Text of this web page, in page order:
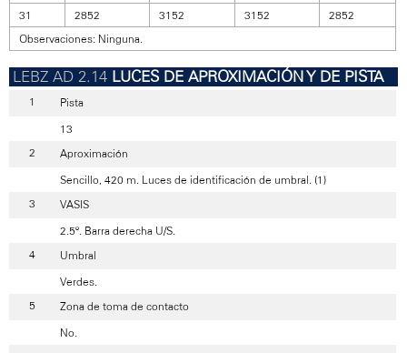
31
2852 3152 3152
2852
Observaciones: Ninguna.
LUCES DE APROXIMACIÓN Y DE PISTA
Pista
13
Aproximación
Sencillo, 420 m. Luces de identificación de umbral. (1)
VASIS
2.5º. Barra derecha U/S.
Umbral
Verdes.
Zona de toma de contacto
No.